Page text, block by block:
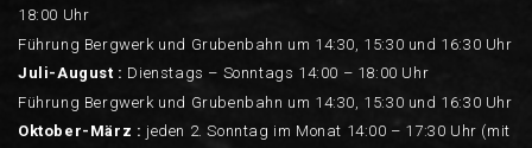
18:00 Uhr
Führung Bergwerk und Grubenbahn um 14:30, 15:30 und 16:30 Uhr
Juli-August : Dienstags – Sonntags 14:00 – 18:00 Uhr
Führung Bergwerk und Grubenbahn um 14:30, 15:30 und 16:30 Uhr
Oktober-März : jeden 2. Sonntag im Monat 14:00 – 17:30 Uhr (mit